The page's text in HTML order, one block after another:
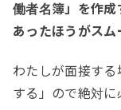
働者名簿」を作
あったほうがスム
わたしが面接す
する」ので絶対に